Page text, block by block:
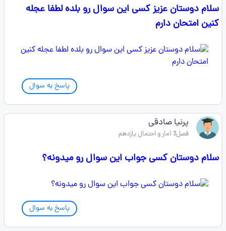
سلام دوستان عزیز کسی این سوال رو بلده لطفا عجله
کنین امتحان دارم
پاسخ به سوال
پرنیا صادقی
فصل3 آمار و احتمال یازدهم
سلام دوستان کسی جواب این سوال رو میدونه؟
پاسخ به سوال